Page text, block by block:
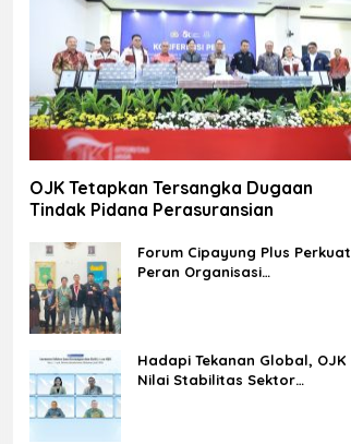
OJK Tetapkan Tersangka Dugaan
Tindak Pidana Perasuransian
Forum Cipayung Plus Perkuat
Peran Organisasi
Hadapi Tekanan Global, OJK
Nilai Stabilitas Sektor